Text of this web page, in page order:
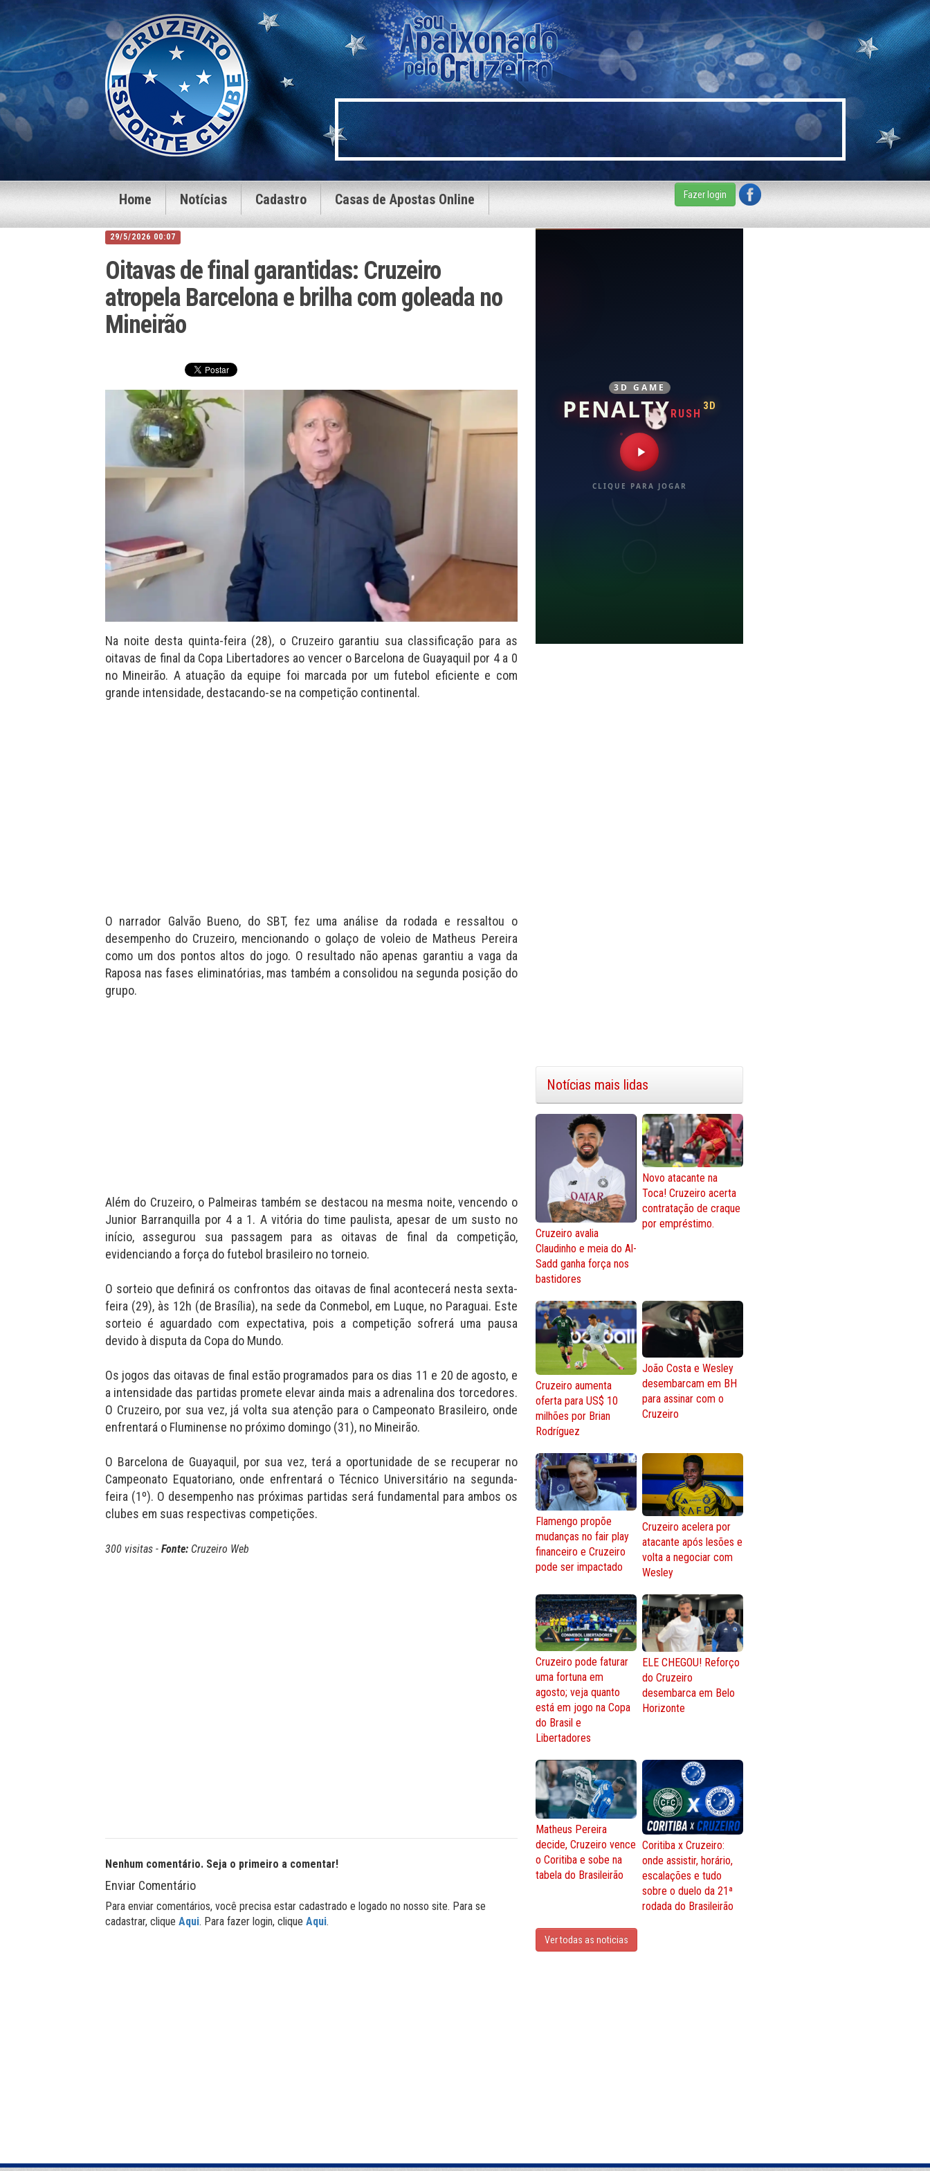
Home Notícias Cadastro Casas de Apostas Online Fazer login
29/5/2026 00:07
Oitavas de final garantidas: Cruzeiro
atropela Barcelona e brilha com goleada no
Mineirão
Na noite desta quinta-feira (28), o Cruzeiro garantiu sua classificação para as
oitavas de final da Copa Libertadores ao vencer o Barcelona de Guayaquil por 4 a 0
no Mineirão. A atuação da equipe foi marcada por um futebol eficiente e com
grande intensidade, destacando-se na competição continental.
O narrador Galvão Bueno, do SBT, fez uma análise da rodada e ressaltou o
desempenho do Cruzeiro, mencionando o golaço de voleio de Matheus Pereira
como um dos pontos altos do jogo. O resultado não apenas garantiu a vaga da
Raposa nas fases eliminatórias, mas também a consolidou na segunda posição do
grupo.
Além do Cruzeiro, o Palmeiras também se destacou na mesma noite, vencendo o
Junior Barranquilla por 4 a 1. A vitória do time paulista, apesar de um susto no
início, assegurou sua passagem para as oitavas de final da competição,
evidenciando a força do futebol brasileiro no torneio.
O sorteio que definirá os confrontos das oitavas de final acontecerá nesta sexta-
feira (29), às 12h (de Brasília), na sede da Conmebol, em Luque, no Paraguai. Este
sorteio é aguardado com expectativa, pois a competição sofrerá uma pausa
devido à disputa da Copa do Mundo.
Os jogos das oitavas de final estão programados para os dias 11 e 20 de agosto, e
a intensidade das partidas promete elevar ainda mais a adrenalina dos torcedores.
O Cruzeiro, por sua vez, já volta sua atenção para o Campeonato Brasileiro, onde
enfrentará o Fluminense no próximo domingo (31), no Mineirão.
O Barcelona de Guayaquil, por sua vez, terá a oportunidade de se recuperar no
Campeonato Equatoriano, onde enfrentará o Técnico Universitário na segunda-
feira (1º). O desempenho nas próximas partidas será fundamental para ambos os
clubes em suas respectivas competições.
300 visitas - Fonte: Cruzeiro Web
Nenhum comentário. Seja o primeiro a comentar!
Enviar Comentário
Para enviar comentários, você precisa estar cadastrado e logado no nosso site. Para se
cadastrar, clique Aqui. Para fazer login, clique Aqui.
3D GAME
PENALTYRUSH
3D
CLIQUE PARA JOGAR
Notícias mais lidas
Cruzeiro avalia
Claudinho e meia do Al-
Sadd ganha força nos
bastidores
Novo atacante na
Toca! Cruzeiro acerta
contratação de craque
por empréstimo.
Cruzeiro aumenta
oferta para US$ 10
milhões por Brian
Rodríguez
João Costa e Wesley
desembarcam em BH
para assinar com o
Cruzeiro
Flamengo propõe
mudanças no fair play
financeiro e Cruzeiro
pode ser impactado
Cruzeiro acelera por
atacante após lesões e
volta a negociar com
Wesley
Cruzeiro pode faturar
uma fortuna em
agosto; veja quanto
está em jogo na Copa
do Brasil e
Libertadores
ELE CHEGOU! Reforço
do Cruzeiro
desembarca em Belo
Horizonte
Matheus Pereira
decide, Cruzeiro vence
o Coritiba e sobe na
tabela do Brasileirão
Coritiba x Cruzeiro:
onde assistir, horário,
escalações e tudo
sobre o duelo da 21ª
rodada do Brasileirão
Ver todas as noticias